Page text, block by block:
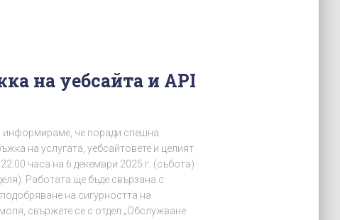
на уебсайта и API
информираме, че поради спешна
на услугата, уебсайтовете и целият
часа на 6 декември 2025 г. (събота)
Работата ще бъде свързана с
на сигурността на
свържете се с отдел „Обслужване